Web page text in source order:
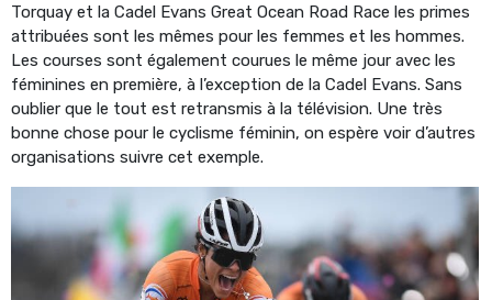
Torquay et la Cadel Evans Great Ocean Road Race les primes
attribuées sont les mêmes pour les femmes et les hommes.
Les courses sont également courues le même jour avec les
féminines en première, à l’exception de la Cadel Evans. Sans
oublier que le tout est retransmis à la télévision. Une très
bonne chose pour le cyclisme féminin, on espère voir d’autres
organisations suivre cet exemple.